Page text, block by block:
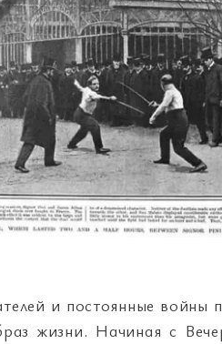
и постоянные
жизни. Начиная с